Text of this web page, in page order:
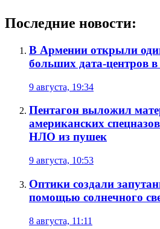
Последние новости:
В Армении открыли
больших дата-центров
9 августа, 19:34
Пентагон выложил
американских
НЛО из пушек
9 августа, 10:53
Оптики создали
помощью солнечного
8 августа, 11:11